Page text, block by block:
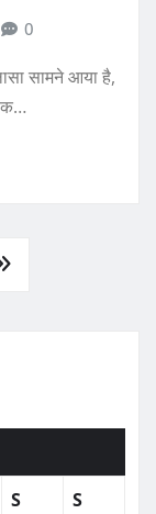
0
सामने आया है,
S S